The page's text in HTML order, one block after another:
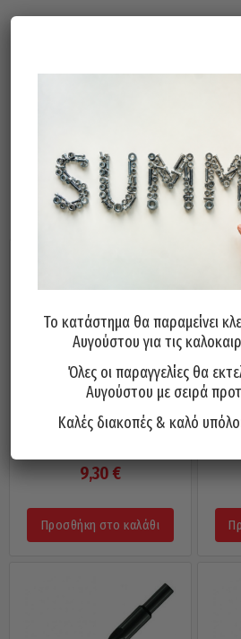
Σχετικά προϊόντα
Τρυπάνι Αέρος HSS 118° PTG
9,30€
Προσθήκη στο καλάθι
Το κατάστημα θα παραμείνει
Αυγούστου για τις
Όλες οι παραγγελίες θα
Αυγούστου με σειρά
Καλές διακοπές & καλό